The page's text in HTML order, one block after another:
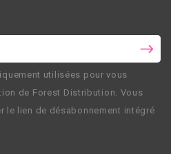
utilisées pour vous
de Forest Distribution . Vous
le lien de désabonnement intégré